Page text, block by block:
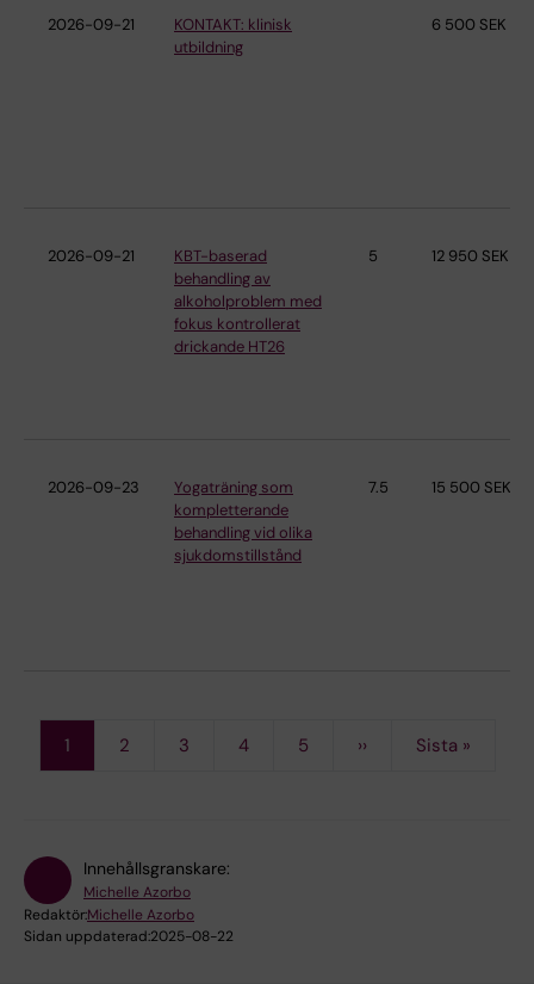
2026-09-21
KONTAKT: klinisk
utbildning
6 500 SEK
2026-09-21
KBT-baserad
behandling av
alkoholproblem med
fokus kontrollerat
drickande HT26
5 12 950 SEK
2026-09-23
Yogaträning som
kompletterande
behandling vid olika
sjukdomstillstånd
7.5 15 500 SEK
Current
page
1 Page
2 Page
3 Page
4 Page
5
Next
››
Last
Sista »
Innehållsgranskare:
Michelle Azorbo
Redaktör:Michelle Azorbo
Sidan uppdaterad:2025-08-22